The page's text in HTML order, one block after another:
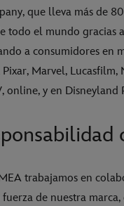
que lleva más de
todo el mundo
a consumidores en
Marvel,
online, y en Disneyland
trabajamos en
de nuestra